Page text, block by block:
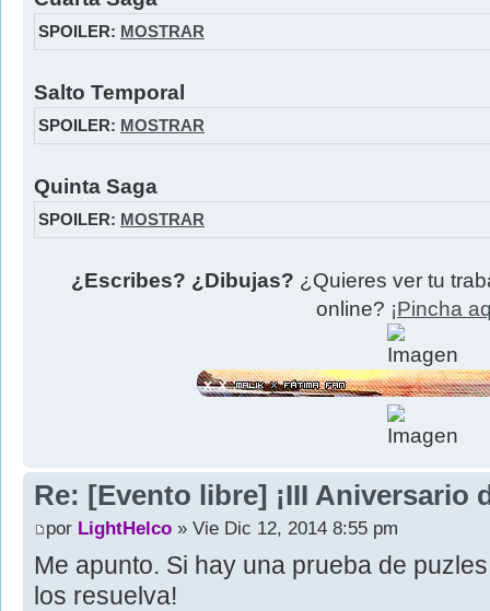
SPOILER: MOSTRAR
Salto Temporal
SPOILER: MOSTRAR
Quinta Saga
SPOILER: MOSTRAR
¿Escribes? ¿Dibujas? ¿Quieres ver tu
online? ¡Pincha
Re: [Evento libre] ¡III Aniversario
por LightHelco » Vie Dic 12, 2014 8:55 pm
Me apunto. Si hay una prueba de
los resuelva!